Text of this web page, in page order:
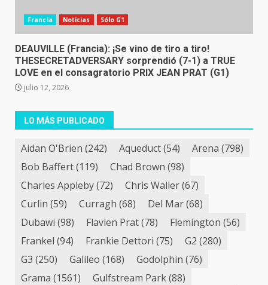
Francia Noticias Sólo G1
DEAUVILLE (Francia): ¡Se vino de tiro a tiro!
THESECRETADVERSARY sorprendió (7-1) a TRUE
LOVE en el consagratorio PRIX JEAN PRAT (G1)
julio 12, 2026
LO MÁS PUBLICADO
Aidan O'Brien (242) Aqueduct(54) Arena (798)
Bob Baffert(119) Chad Brown (98)
Charles Appleby(72) Chris Waller(67)
Curlin (59) Curragh (68) Del Mar(68)
Dubawi (98) Flavien Prat(78) Flemington (56)
Frankel (94) Frankie Dettori (75) G2 (280)
G3 (250) Galileo (168) Godolphin (76)
Grama (1561) Gulfstream Park(88)